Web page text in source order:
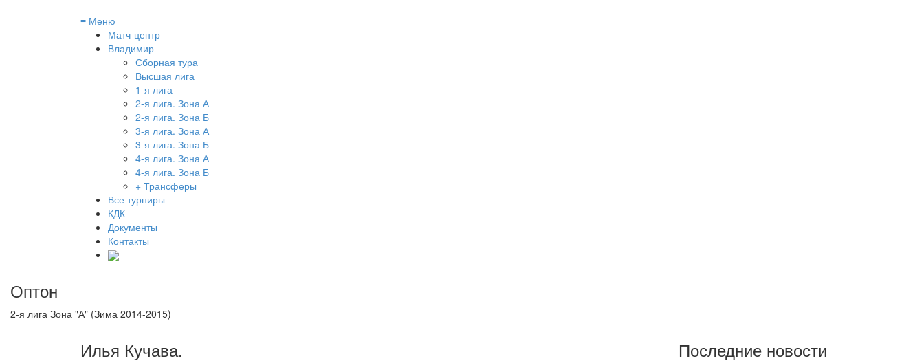
≡ Меню
Матч-центр
Владимир
Сборная тура
Высшая лига
1-я лига
2-я лига. Зона А
2-я лига. Зона Б
3-я лига. Зона А
3-я лига. Зона Б
4-я лига. Зона А
4-я лига. Зона Б
+ Трансферы
Все турниры
КДК
Документы
Контакты
Оптон
2-я лига Зона "А" (Зима 2014-2015)
Илья Кучава. Последние новости